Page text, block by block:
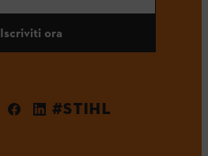
Iscriviti ora
#STIHL